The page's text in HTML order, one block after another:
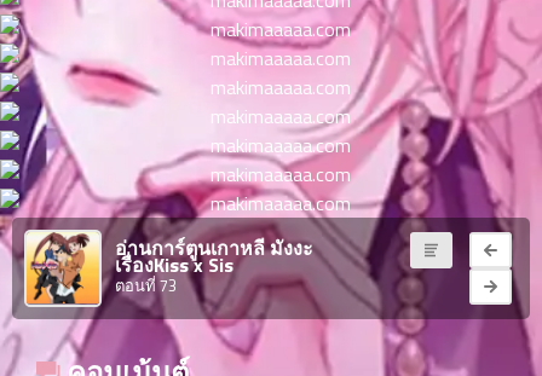
อ่านการ์ตูนเกาหลี มังงะ
เรื่องKiss x Sis
ตอนที่ 73
ม
12
ตอน
ที่
ม
13
ตอน
ที่
ม
14
ตอน
ที่
ม
15